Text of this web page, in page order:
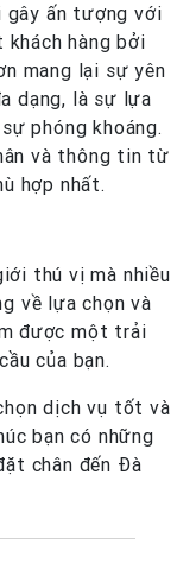
gây ấn tượng với
hàng bởi
mang lại sự yên
dạng, là sự lựa
phóng khoáng.
và thông tin từ
hợp nhất.
thú vị mà nhiều
về lựa chọn và
được một trải
của bạn.
dịch vụ tốt và
bạn có những
chân đến Đà